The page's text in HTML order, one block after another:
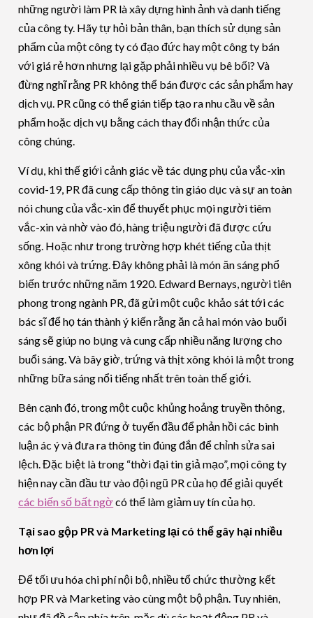
những người làm PR là xây dựng hình ảnh và danh tiếng
của công ty. Hãy tự hỏi bản thân, bạn thích sử dụng sản
phẩm của một công ty có đạo đức hay một công ty bán
với giá rẻ hơn nhưng lại gặp phải nhiều vụ bê bối? Và
đừng nghĩ rằng PR không thể bán được các sản phẩm hay
dịch vụ. PR cũng có thể gián tiếp tạo ra nhu cầu về sản
phẩm hoặc dịch vụ bằng cách thay đổi nhận thức của
công chúng.
Ví dụ, khi thế giới cảnh giác về tác dụng phụ của vắc-xin
covid-19, PR đã cung cấp thông tin giáo dục và sự an toàn
nói chung của vắc-xin để thuyết phục mọi người tiêm
vắc-xin và nhờ vào đó, hàng triệu người đã được cứu
sống. Hoặc như trong trường hợp khét tiếng của thịt
xông khói và trứng. Đây không phải là món ăn sáng phổ
biến trước những năm 1920. Edward Bernays, người tiên
phong trong ngành PR, đã gửi một cuộc khảo sát tới các
bác sĩ để họ tán thành ý kiến ​​rằng ăn cả hai món vào buổi
sáng sẽ giúp no bụng và cung cấp nhiều năng lượng cho
buổi sáng. Và bây giờ, trứng và thịt xông khói là một trong
những bữa sáng nổi tiếng nhất trên toàn thế giới.
Bên cạnh đó, trong một cuộc khủng hoảng truyền thông,
các bộ phận PR đứng ở tuyến đầu để phản hồi các bình
luận ác ý và đưa ra thông tin đúng đắn để chỉnh sửa sai
lệch. Đặc biệt là trong “thời đại tin giả mạo”, mọi công ty
hiện nay cần đầu tư vào đội ngũ PR của họ để giải quyết
các biến số bất ngờ có thể làm giảm uy tín của họ.
Tại sao gộp PR và Marketing lại có thể gây hại nhiều
hơn lợi
Để tối ưu hóa chi phí nội bộ, nhiều tổ chức thường kết
hợp PR và Marketing vào cùng một bộ phận. Tuy nhiên,